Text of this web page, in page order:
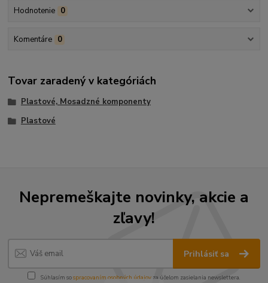
Hodnotenie 0
Komentáre 0
Tovar zaradený v kategóriách
Plastové, Mosadzné komponenty
Plastové
Nepremeškajte novinky, akcie a
zľavy!
Prihlásiť sa
Súhlasím sospracovaním osobných údajov za účelom zasielania newslettera.